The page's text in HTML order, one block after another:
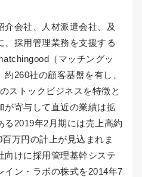
介会社、人材派遣会社、及
採用管理業務を支援する
（マッチングッ
260社の顧客基盤を有し、
ストックビジネスを特徴と
が寄与して直近の業績は拡
る2019年2月期には売上高約
万円の計上が見込まれま
向けに採用管理基幹システ
イン・ラボの株式を2014年7